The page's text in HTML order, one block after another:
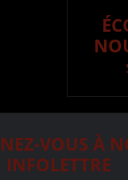
VOUS À
INFOLETTRE